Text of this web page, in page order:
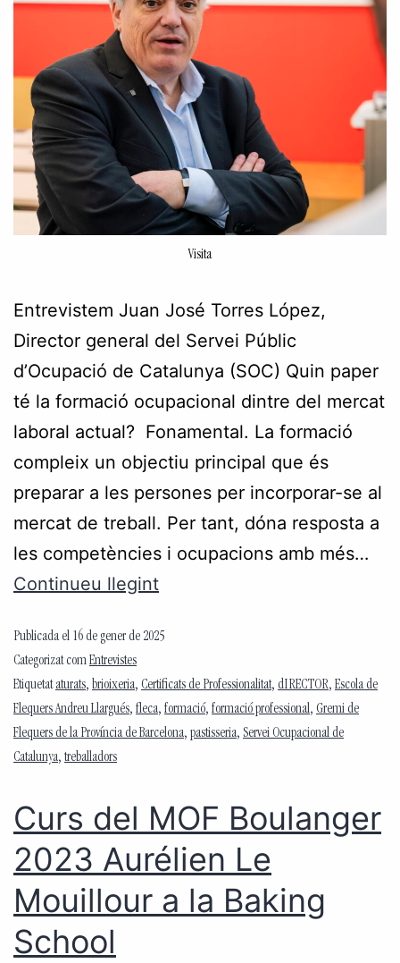
Visita
Entrevistem Juan José Torres López,
Director general del Servei Públic
d’Ocupació de Catalunya (SOC) Quin paper
té la formació ocupacional dintre del mercat
laboral actual? Fonamental. La formació
compleix un objectiu principal que és
preparar a les persones per incorporar-se al
mercat de treball. Per tant, dóna resposta a
les competències i ocupacions amb més…
Continueu llegint
Publicada el 16 de gener de 2025
Categorizat comEntrevistes
Etiquetataturats, brioixeria, Certificats de Professionalitat, dIRECTOR, Escola de
Flequers Andreu Llargués, fleca, formació, formació professional, Gremi de
Flequers de la Província de Barcelona, pastisseria, Servei Ocupacional de
Catalunya, treballadors
Curs del MOF Boulanger
2023 Aurélien Le
Mouillour a la Baking
School